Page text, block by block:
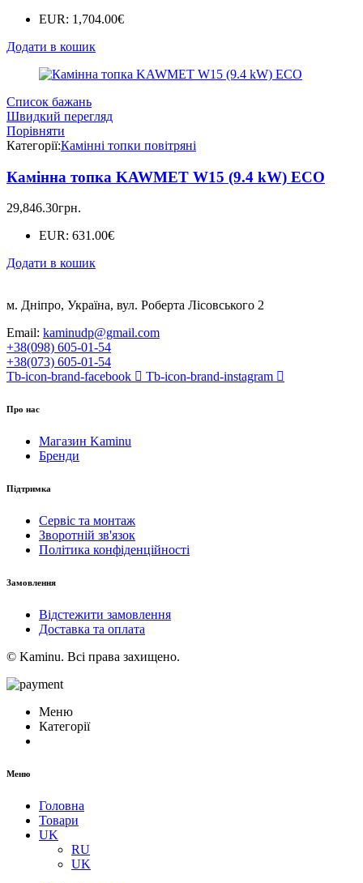
EUR: 1,704.00€
Додати в кошик
Список бажань
Швидкий перегляд
Порівняти
Категорії:Камінні топки повітряні
Камінна топка KAWMET W15 (9.4 kW) EСO
29,846.30грн.
EUR: 631.00€
Додати в кошик
м. Дніпро, Україна, вул. Роберта Лісовського 2
Email: kaminudp@gmail.com
+38(098) 605-01-54
+38(073) 605-01-54
Tb-icon-brand-facebook
Tb-icon-brand-instagram
Про нас
Магазин Kaminu
Бренди
Підтримка
Сервіс та монтаж
Зворотній зв'язок
Політика конфіденційності
Замовлення
Відстежити замовлення
Доставка та оплата
© Kaminu. Всі права захищено.
Меню
Категорії
Меню
Головна
Товари
UK
RU
UK